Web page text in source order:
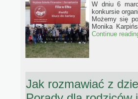
W dniu 6
konkursie
Możemy się
Monika
Continue
Jak rozmawiać z